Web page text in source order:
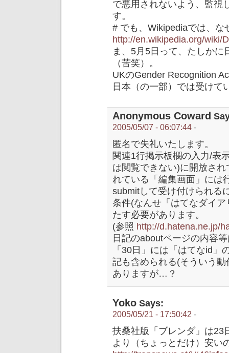
で悪用されないよう、監視
す。
# でも、Wikipediaでは、な
http://en.wikipedia.org/wiki/
ま、5月5日って、たしか
（苦笑）。
UKのGender Recognition
日本（の一部）では受けて
Anonymous Coward
2005/05/07 - 06:07:44 -
匿名で失礼いたします。
関連1行掲示板欄の入力/表
は閲覧できない)に開放さ
れている「編集画面」には
submitして受け付けられる
条件(なんせ「はてなダイ
たす必要があります。
(参照 http://d.hatena.ne.jp/
日記のaboutページの内容
「30日」には「はてなid
記も含められる(そういう
ありますが…？
Yoko Says:
2005/05/21 - 17:50:42 -
扶桑社版「ブレンダ」は23
より（ちょっとだけ）安い